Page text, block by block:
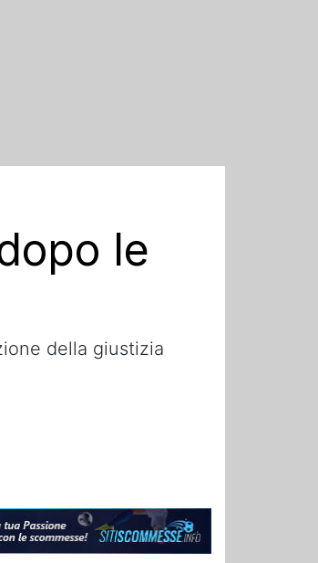
le
della giustizia